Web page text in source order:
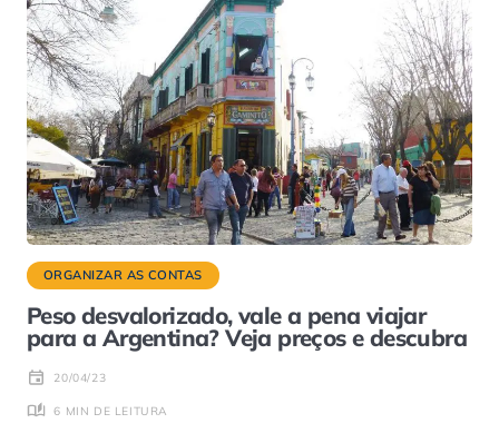
ORGANIZAR AS CONTAS
Peso desvalorizado, vale a pena viajar
para a Argentina? Veja preços e descubra
20/04/23
6 MIN DE LEITURA